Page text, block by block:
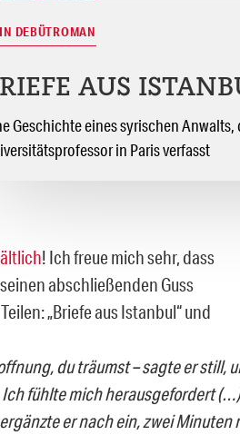
DEBÜTROMAN
AUS
Geschichte eines syrischen
in Paris verfasst
! Ich freue mich sehr, dass
abschließenden Guss
„Briefe aus Istanbul“ und
du träumst – sagte er still,
fühlte mich herausgefordert
er nach ein, zwei Minuten